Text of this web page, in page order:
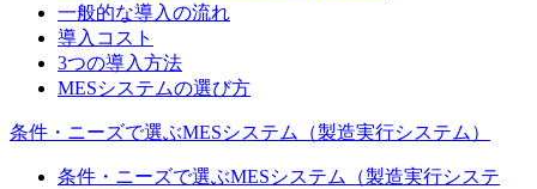
一般的な導入の流れ
導入コスト
3つの導入方法
MESシステムの選び方
条件・ニーズで選ぶMESシステム（製造実行システム）
条件・ニーズで選ぶMESシステム（製造実行システ